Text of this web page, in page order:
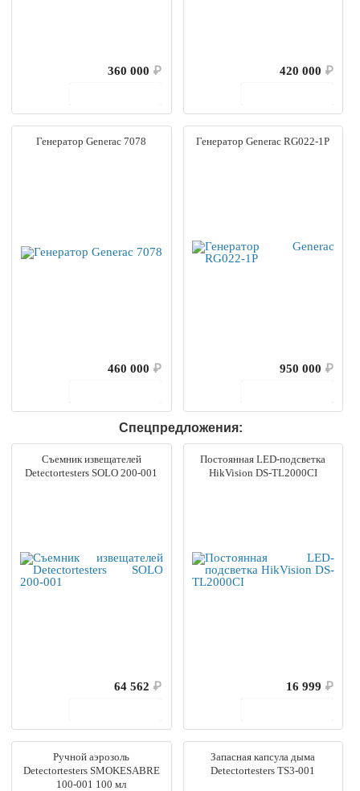
360 000 ₽
420 000 ₽
Генератор Generac 7078
460 000 ₽
Генератор Generac RG022-1P
950 000 ₽
Спецпредложения:
Съемник извещателей
Detectortesters SOLO 200-001
64 562 ₽
Постоянная LED-подсветка
HikVision DS-TL2000CI
16 999 ₽
Ручной аэрозоль
Detectortesters SMOKESABRE
100-001 100 мл
Запасная капсула дыма
Detectortesters TS3-001